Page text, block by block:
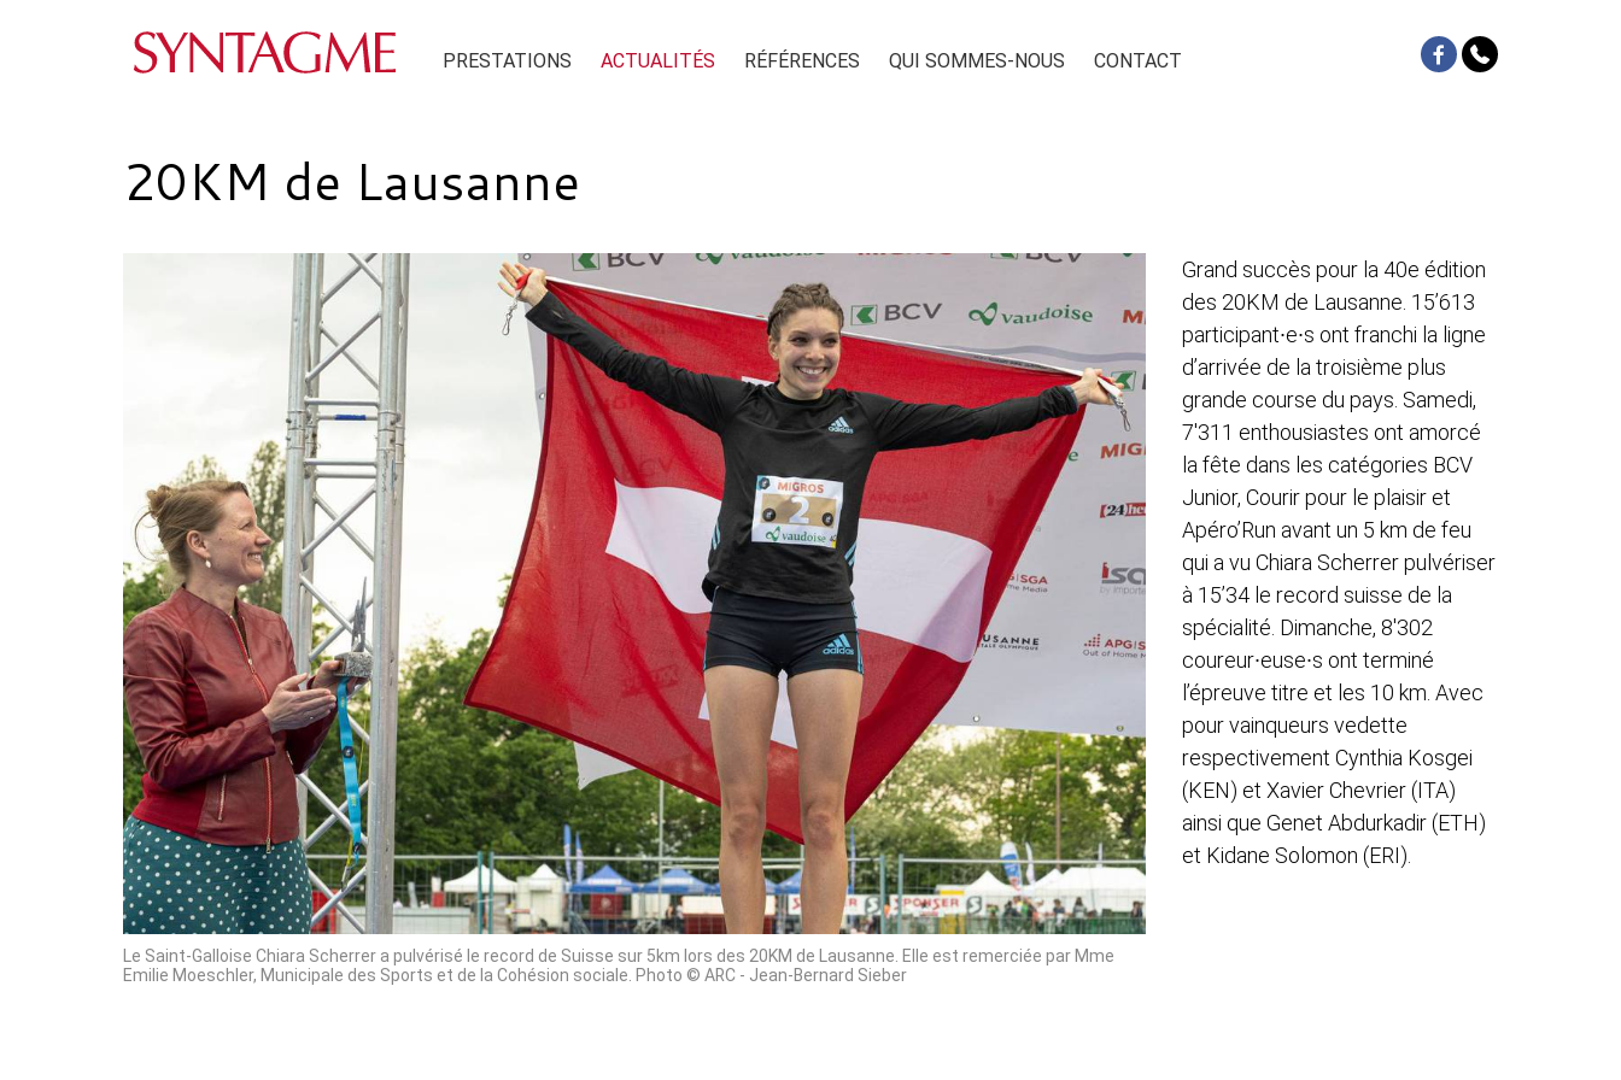
PRESTATIONS ACTUALITÉS RÉFÉRENCES QUI SOMMES-NOUS CONTACT
20KM de Lausanne
Le Saint-Galloise Chiara Scherrer a pulvérisé le record de Suisse sur 5km lors des 20KM de Lausanne. Elle est remerciée par Mme
Emilie Moeschler, Municipale des Sports et de la Cohésion sociale. Photo © ARC - Jean-Bernard Sieber
Grand succès pour la 40e édition
des 20KM de Lausanne. 15’613
participant∙e∙s ont franchi la ligne
d’arrivée de la troisième plus
grande course du pays. Samedi,
7'311 enthousiastes ont amorcé
la fête dans les catégories BCV
Junior, Courir pour le plaisir et
Apéro’Run avant un 5 km de feu
qui a vu Chiara Scherrer pulvériser
à 15’34 le record suisse de la
spécialité. Dimanche, 8'302
coureur∙euse∙s ont terminé
l’épreuve titre et les 10 km. Avec
pour vainqueurs vedette
respectivement Cynthia Kosgei
(KEN) et Xavier Chevrier (ITA)
ainsi que Genet Abdurkadir (ETH)
et Kidane Solomon (ERI).